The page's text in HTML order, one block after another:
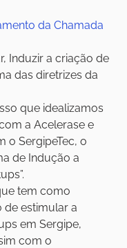
da Chamada
Induzir a criação de
das diretrizes da
que idealizamos
a Acelerase e
o SergipeTec, o
de Indução a
tem como
estimular a
em Sergipe,
com o